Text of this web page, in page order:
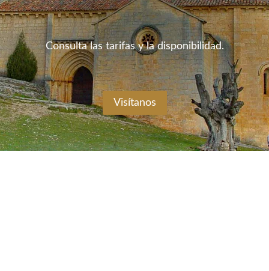
Consulta las tarifas y la disponibilidad.
Visítanos